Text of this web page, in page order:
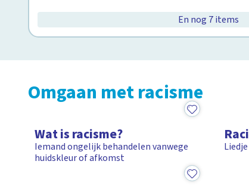
En nog 7 items
Omgaan met racisme
Wat is racisme?
Iemand ongelijk behandelen vanwege
huidskleur of afkomst